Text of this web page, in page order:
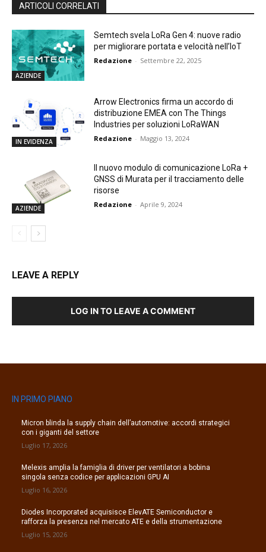
ARTICOLI CORRELATI
AZIENDE
Semtech svela LoRa Gen 4: nuove radio
per migliorare portata e velocità nell’IoT
Redazione - Settembre 22, 2025
IN EVIDENZA
Arrow Electronics firma un accordo di
distribuzione EMEA con The Things
Industries per soluzioni LoRaWAN
Redazione - Maggio 13, 2024
AZIENDE
Il nuovo modulo di comunicazione LoRa +
GNSS di Murata per il tracciamento delle
risorse
Redazione - Aprile 9, 2024
LEAVE A REPLY
LOG IN TO LEAVE A COMMENT
IN PRIMO PIANO
Micron blinda la supply chain dell’automotive: accordi strategici
con i giganti del settore
Luglio 17, 2026
Melexis amplia la famiglia di driver per ventilatori a bobina
singola senza codice per applicazioni GPU AI
Luglio 16, 2026
Diodes Incorporated acquisisce ElevATE Semiconductor e
rafforza la presenza nel mercato ATE e della strumentazione
Luglio 15, 2026